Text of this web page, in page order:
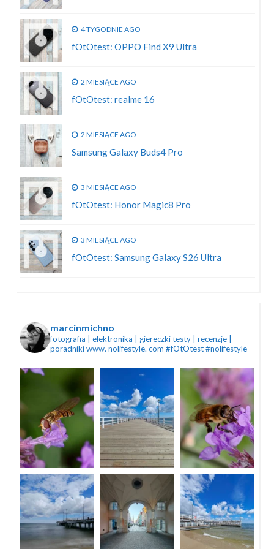
4 TYGODNIE AGO
fOtOtest: OPPO Find X9 Ultra
2 MIESIĄCE AGO
fOtOtest: realme 16
2 MIESIĄCE AGO
Samsung Galaxy Buds4 Pro
3 MIESIĄCE AGO
fOtOtest: Honor Magic8 Pro
3 MIESIĄCE AGO
fOtOtest: Samsung Galaxy S26 Ultra
marcinmichno
fotografia | elektronika | giereczkitesty | recenzje |
poradnikiwww. nolifestyle. com #fOtOtest #nolifestyle